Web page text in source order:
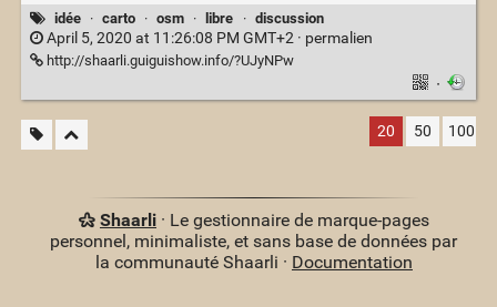
idée · carto · osm · libre · discussion
April 5, 2020 at 11:26:08 PM GMT+2 · permalien
http://shaarli.guiguishow.info/?UJyNPw
·
20 50 100
Shaarli· Le gestionnaire de marque-pages
personnel, minimaliste, et sans base de données par
la communauté Shaarli · Documentation